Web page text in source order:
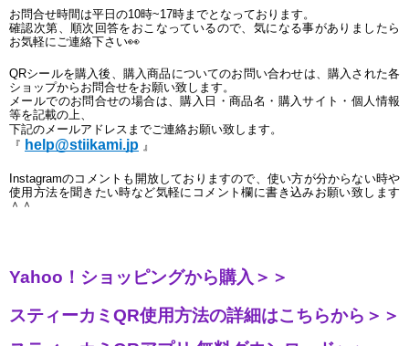
お問合せ時間は平日の10時~17時までとなっております。
確認次第、順次回答をおこなっているので、気になる事がありましたら
お気軽にご連絡下さい👀
QRシールを購入後、購入商品についてのお問い合わせは、購入された各
ショップからお問合せをお願い致します。
メールでのお問合せの場合は、購入日・商品名・購入サイト・個人情報
等を記載の上、
下記のメールアドレスまでご連絡お願い致します。
『 help@stiikami.jp 』
Instagramのコメントも開放しておりますので、使い方が分からない時や
使用方法を聞きたい時など気軽にコメント欄に書き込みお願い致します
＾＾
Yahoo！ショッピングから購入＞＞
スティーカミQR使用方法の詳細はこちらから＞＞